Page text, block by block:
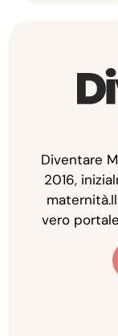
Diventare
2016,
vero